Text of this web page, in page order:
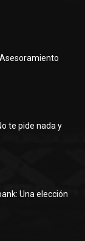
te pide nada y
Una elección